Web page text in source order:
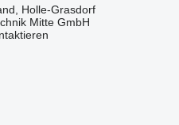
Holle-Grasdorf
Mitte GmbH